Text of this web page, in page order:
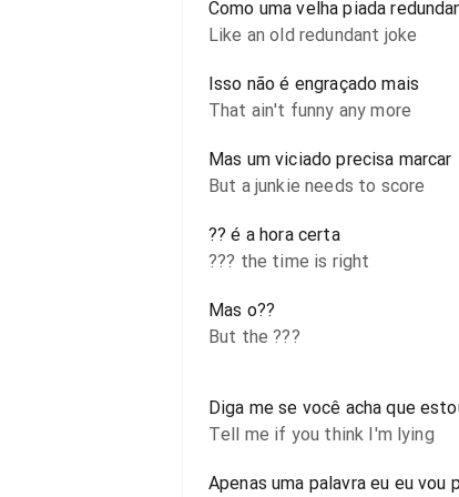
Como uma velha piada
Like an old redundant joke
Isso não é engraçado mais
That ain't funny any more
Mas um viciado precisa marcar
But a junkie needs to score
?? é a hora certa
??? the time is right
Mas o??
But the ???
Diga me se você acha que
Tell me if you think I'm lying
Apenas uma palavra eu eu vou